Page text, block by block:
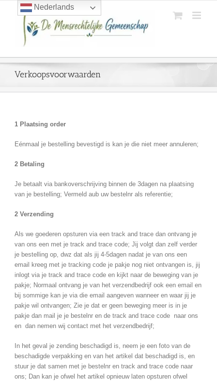
Verkoopsvoorwaarden
1 Plaatsing order
Eénmaal je bestelling bevestigd is kan je die niet meer annuleren;
2 Betaling
Je betaalt via bankoverschrijving binnen de 3dagen na plaatsing
van je bestelling; Vermeld aub uw bestelnr als referentie;
2 Verzending
Als we goederen opsturen via een track and trace dan ontvang je
van ons een met je track and trace code; Jij volgt dan zelf verder
je bestelling op, dwz dat als jij 4-5dagen nadat je van ons een
email kreeg met je tracking code je pakje nog niet ontvangen is, jij
inlogt via je track and trace code en kijkt naar de beweging van je
pakje; Normaal ontvang je van het verzendbedrijf ook een email en
bij sommige kan je via die email aangeven wanneer en waar jij je
pakje wil ontvangen; Zie je dat er geen beweging meer is in je
pakje dan mail je je bestelnr en de track and trace code naar ons
en dan nemen wij contact met het verzendbedrijf;
In het geval je zending beschadigd is, neem je een foto van de
beschadigde verpakking en van het artikel dat beschadigd is, en
stuur je dat samen met je bestelnr en track and trace code naar
ons; Dan kan je ofwel het artikel opnieuw laten opsturen ofwel
Nederlands